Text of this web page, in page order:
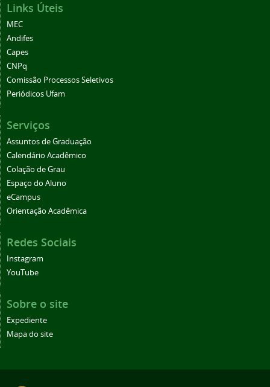
Links Úteis
MEC
Andifes
Capes
CNPq
Comissão Processos Seletivos
Periódicos Ufam
Serviços
Assuntos de Graduação
Calendário Acadêmico
Colação de Grau
Espaço do Aluno
eCampus
Orientação Acadêmica
Redes Sociais
Instagram
YouTube
Sobre o site
Expediente
Mapa do site